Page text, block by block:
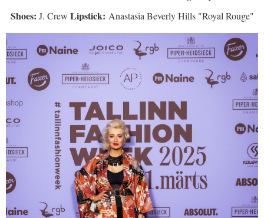
Shoes: J. Crew Lipstick: Anastasia Beverly Hills "Royal Rouge"